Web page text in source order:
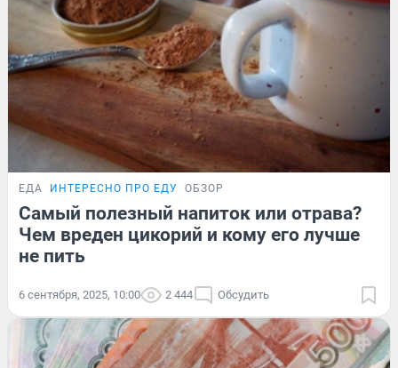
ЕДА ИНТЕРЕСНО ПРО ЕДУ ОБЗОР
Самый полезный напиток или отрава?
Чем вреден цикорий и кому его лучше
не пить
6 сентября, 2025, 10:00 2 444 Обсудить